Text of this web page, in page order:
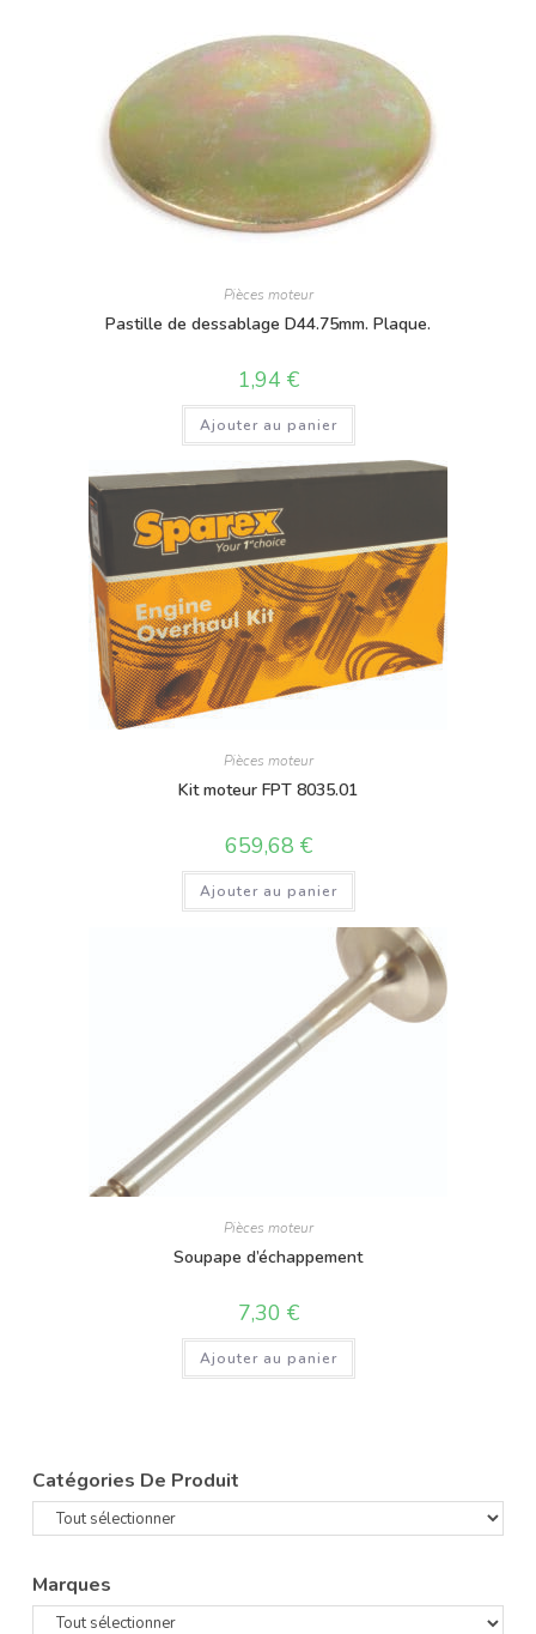
Pièces moteur
Pastille de dessablage D44.75mm. Plaque.
1,94 €
Ajouter au panier
Pièces moteur
Kit moteur FPT 8035.01
659,68 €
Ajouter au panier
Pièces moteur
Soupape d’échappement
7,30 €
Ajouter au panier
Catégories De Produit
Marques